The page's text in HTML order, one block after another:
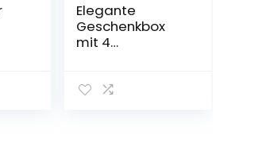
Elegante
Geschenkbox
mit 4
Quitte,